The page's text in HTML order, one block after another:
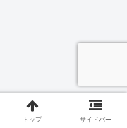
トップ サイドバー